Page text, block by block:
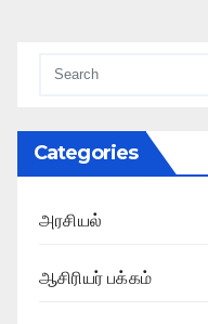
Categories
அரசியல்
ஆசிரியர் பக்கம்